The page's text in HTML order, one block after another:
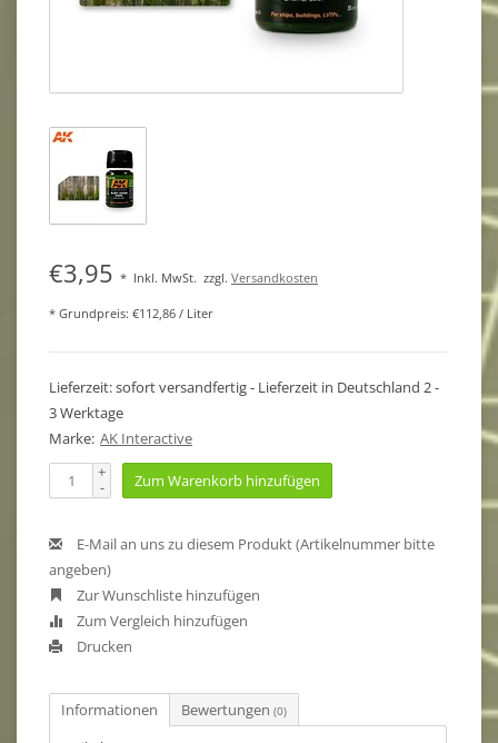
€3,95 * Inkl. MwSt. zzgl. Versandkosten
* Grundpreis: €112,86 / Liter
Lieferzeit: sofort versandfertig - Lieferzeit in Deutschland 2 -
3 Werktage
Marke: AK Interactive
+
- Zum Warenkorb hinzufügen
E-Mail an uns zu diesem Produkt (Artikelnummer bitte
angeben)
Zur Wunschliste hinzufügen
Zum Vergleich hinzufügen
Drucken
Informationen Bewertungen (0)